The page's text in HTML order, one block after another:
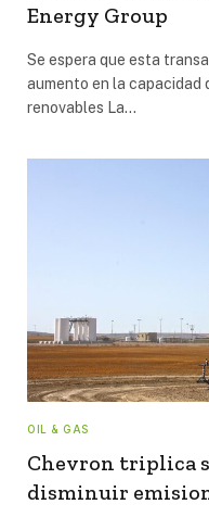
Energy Group
Se espera que esta
aumento en la capacidad
renovables La…
OIL & GAS
Chevron triplica
disminuir